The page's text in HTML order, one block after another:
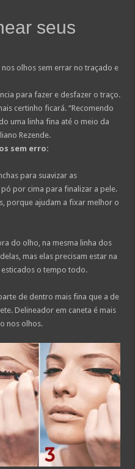
seus
olhos sem errar no traçado e
para fazer e desfazer o traço.
certinho ficará. “Recomendo
uma linha fina até o meio da
Rezende.
sem erro:
para suavizar as
por cima para finalizar a pele.
porque ajudam a fixar melhor o
do olho, na mesma linha dos
mas elas precisam estar na
o tempo todo.
de dentro mais fina que a de
Delineador em caneta é mais
nos olhos.